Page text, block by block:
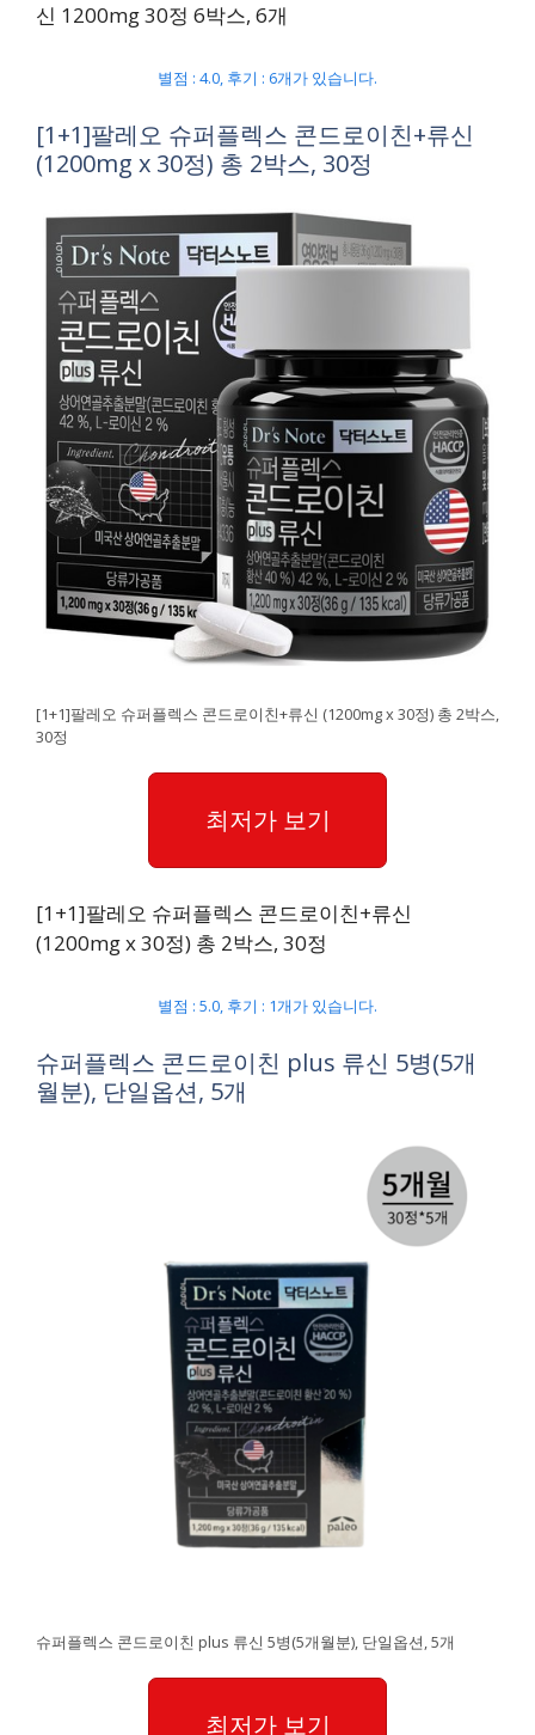
신 1200mg 30정 6박스, 6개
별점 : 4.0, 후기 : 6개가 있습니다.
[1+1]팔레오 슈퍼플렉스 콘드로이친+류신
(1200mg x 30정) 총 2박스, 30정
[1+1]팔레오 슈퍼플렉스 콘드로이친+류신 (1200mg x 30정) 총 2박스,
30정
최저가 보기
[1+1]팔레오 슈퍼플렉스 콘드로이친+류신
(1200mg x 30정) 총 2박스, 30정
별점 : 5.0, 후기 : 1개가 있습니다.
슈퍼플렉스 콘드로이친 plus 류신 5병(5개
월분), 단일옵션, 5개
슈퍼플렉스 콘드로이친 plus 류신 5병(5개월분), 단일옵션, 5개
최저가 보기